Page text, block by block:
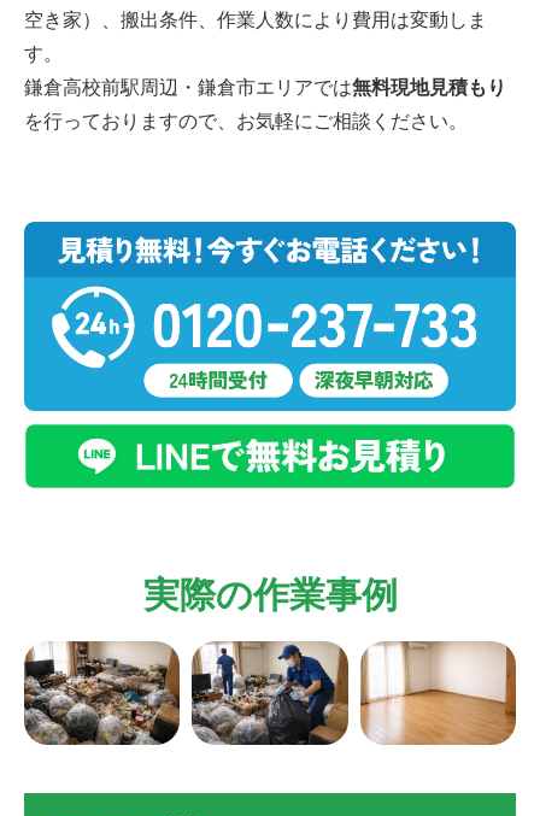
空き家）、搬出条件、作業人数により費用は変動しま
す。
鎌倉高校前駅周辺・鎌倉市エリアでは無料現地見積もり
を行っておりますので、お気軽にご相談ください。
実際の作業事例